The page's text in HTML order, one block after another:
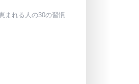
まれる人の30の習慣